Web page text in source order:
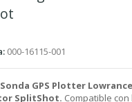
000-16115-001
Sonda GPS Plotter
SplitShot. Compatible